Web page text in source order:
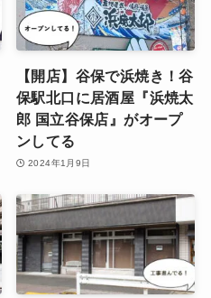
【開店】谷保で浜焼き！谷
保駅北口に居酒屋『浜焼太
郎 国立谷保店』がオープ
ンしてる
2024年1月9日